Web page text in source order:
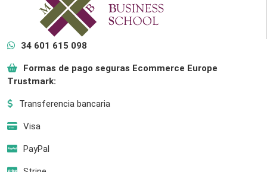
34 601 615 098
Formas de pago seguras Ecommerce Europe
Trustmark:
Transferencia bancaria
Visa
PayPal